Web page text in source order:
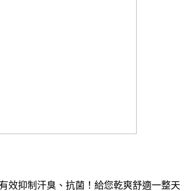
效抑制汗臭、抗菌！給您乾爽舒適一整天